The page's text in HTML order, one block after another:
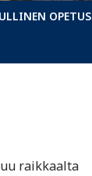
OPETUS
raikkaalta